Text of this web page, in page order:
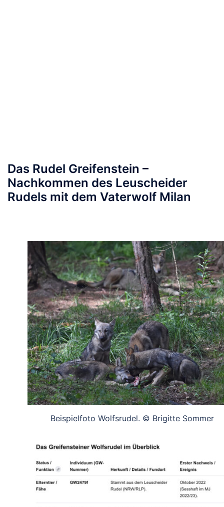
Das Rudel Greifenstein –
Nachkommen des Leuscheider
Rudels mit dem Vaterwolf Milan
Beispielfoto Wolfsrudel. © Brigitte Sommer